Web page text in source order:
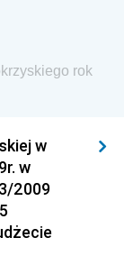
Straży
Polskiego
Policji
rok
w
w
2009